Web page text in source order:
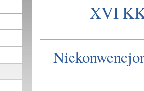
XVI